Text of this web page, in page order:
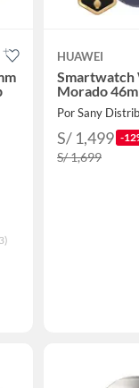
HUAWEI
Smartwatch
Morado
Por Sany
S/ 1,499 -
S/ 1,699